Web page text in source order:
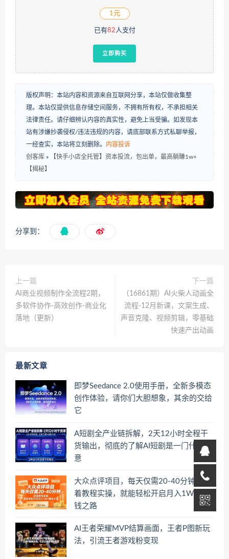
1元
已有82人支付
立即购买
版权声明：本站内容和资源来自互联网分享，本站仅做收集整
理。本站仅提供信息存储空间服务，不拥有所有权，不承担相关
法律责任。请仔细辨认内容的真实性，避免上当受骗。如发现本
站有涉嫌抄袭侵权/违法违规的内容，请底部联系方式私聊举报，
一经查实，本站将立刻删除。 内容投诉
创客库 »
【快手小店全托管】资本投流，包出单，最高躺賺1w+
【揭秘】
分享到：
上一篇
AI商业视频制作全流程2期，
多软件协作-高效创作-商业化
落地（更新）
下一篇
（16861期）AI火柴人动画全
流程-12月新课，文案生成、
声音克隆、视频剪辑，零基础
快速产出动画
最新文章
即梦Seedance 2.0使用手册，全新多模态
创作体验，请你们大胆想象，其余的交给
它
A短剧全产业链拆解，2天12小时全程干
货输出，彻底的了解AI短剧是一门什么生
意
大众点评项目，每天仅需20-40分钟，跟
着教程实操，就能轻松开启月入1W+賺
钱之路
AI王者荣耀MVP结算画面，王者P图新玩
法，引流王者游戏粉变现